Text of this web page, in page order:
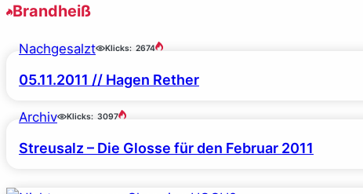
Brandheiß
Nachgesalzt Klicks: 2674
05.11.2011 // Hagen Rether
Archiv Klicks: 3097
Streusalz – Die Glosse für den Februar 2011